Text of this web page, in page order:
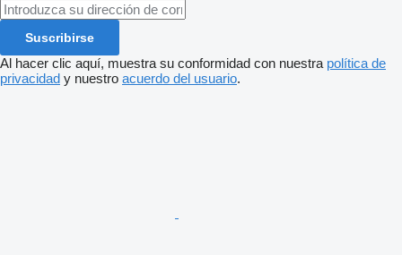
Suscribirse
Al hacer clic aquí, muestra su conformidad con nuestra política de
privacidad y nuestro acuerdo del usuario.